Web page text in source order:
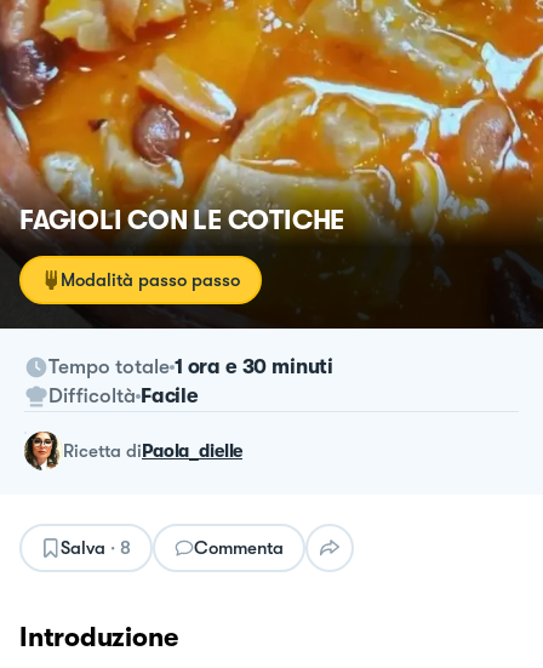
FAGIOLI CON LE COTICHE
Modalità passo passo
Tempo totale 1 ora e 30 minuti
Difficoltà Facile
ricetta diPaola_dielle
Salva · 8 Commenta
Introduzione